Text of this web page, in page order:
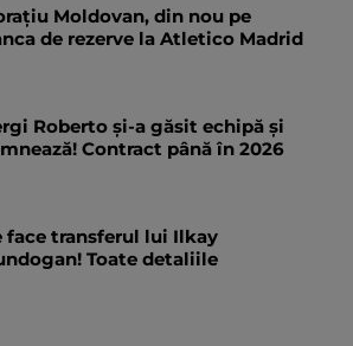
Moldovan, din nou pe
de rezerve la Atletico Madrid
Roberto și-a găsit echipă și
Contract până în 2026
face transferul lui Ilkay
Toate detaliile